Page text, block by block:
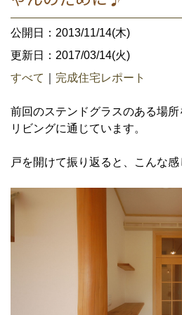
公開日：2013/11/14(木)
更新日：2017/03/14(火)
すべて
完成住宅レポート
前回のステンドグラスのある場所
リビングに通じています。
戸を開けて振り返ると、こんな感